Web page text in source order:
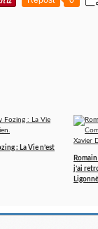
: La Vie n’est
j’ai